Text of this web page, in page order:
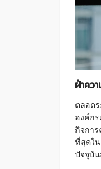
ฝ่าคว
ตลอด
องค์ก
กิจกา
ที่สุดใน
ปัจจุบั